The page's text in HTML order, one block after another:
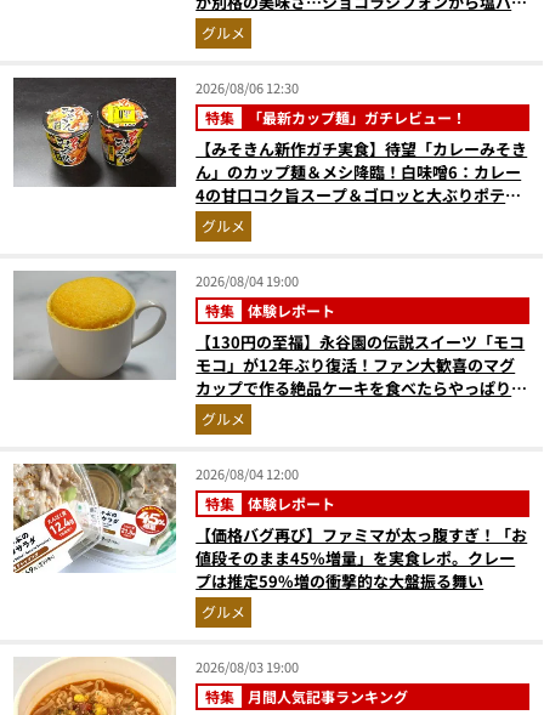
ラプリンまで本気レビュー
グルメ
2026/08/06 12:30
特集 「最新カップ麺」ガチレビュー！
【みそきん新作ガチ実食】待望「カレーみそき
ん」のカップ麺＆メシ降臨！白味噌6：カレー
4の甘口コク旨スープ＆ゴロッと大ぶりポテト
に歓喜
グルメ
2026/08/04 19:00
特集 体験レポート
【130円の至福】永谷園の伝説スイーツ「モコ
モコ」が12年ぶり復活！ファン大歓喜のマグ
カップで作る絶品ケーキを食べたらやっぱり最
高にウマかった
グルメ
2026/08/04 12:00
特集 体験レポート
【価格バグ再び】ファミマが太っ腹すぎ！「お
値段そのまま45%増量」を実食レポ。クレー
プは推定59%増の衝撃的な大盤振る舞い
グルメ
2026/08/03 19:00
特集 月間人気記事ランキング